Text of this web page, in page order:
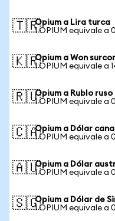
🇹🇷Opium a Lira turca
1 OPIUM equivale a
🇰🇷Opium a Won
1 OPIUM equivale a
🇷🇺Opium a Rublo ruso
1 OPIUM equivale a
🇨🇦Opium a Dólar
1 OPIUM equivale a
🇦🇺Opium a Dólar
1 OPIUM equivale a
🇸🇬Opium a Dólar de
1 OPIUM equivale a